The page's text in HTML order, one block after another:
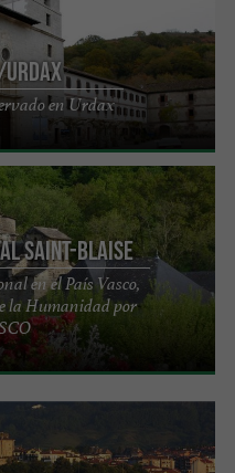
en Urdax
Saint-Blaise
en el País Vasco,
la Humanidad por